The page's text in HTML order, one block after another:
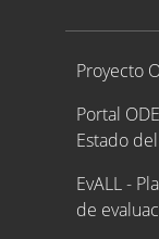
Proyecto
Proyecto
Portal
Estado
EvALL -
de